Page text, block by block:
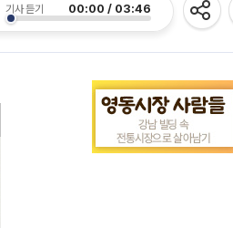
기사 듣기 00:00 / 03:46